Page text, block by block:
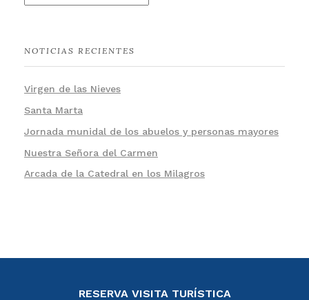
NOTICIAS RECIENTES
Virgen de las Nieves
Santa Marta
Jornada munidal de los abuelos y personas mayores
Nuestra Señora del Carmen
Arcada de la Catedral en los Milagros
RESERVA VISITA TURÍSTICA